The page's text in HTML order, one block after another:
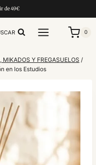
de 49€
0
Y FREGASUELOS /
en los Estudios